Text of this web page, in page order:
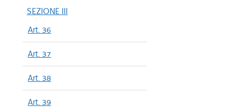
SEZIONE III
Art. 36
Art. 37
Art. 38
Art. 39